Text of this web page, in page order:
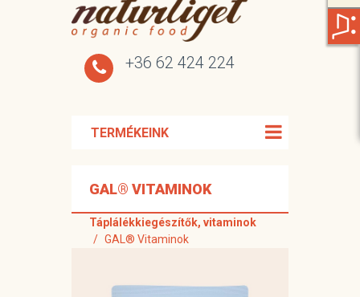
+36 62 424 224
TERMÉKEINK
GAL® VITAMINOK
Táplálékkiegészítők, vitaminok
GAL® Vitaminok